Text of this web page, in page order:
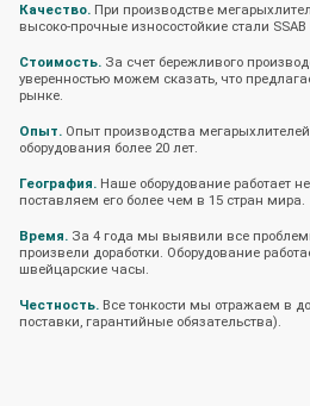
Качество. При производстве
высоко-прочные износостойкие стали
Стоимость. За счет бережливого
уверенностью можем сказать, что
рынке.
Опыт. Опыт производства мегарыхлителей
оборудования более 20 лет.
География. Наше оборудование работает
поставляем его более чем в 15 стран мира.
Время. За 4 года мы выявили все
произвели доработки. Оборудование
швейцарские часы.
Честность. Все тонкости мы отражаем в
поставки, гарантийные обязательства).